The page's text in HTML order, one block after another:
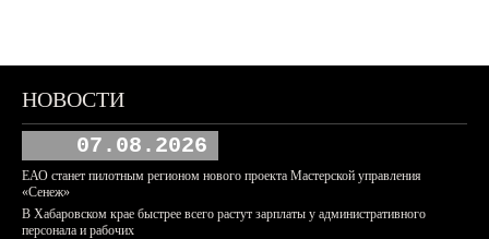
НОВОСТИ
07.08.2026
ЕАО станет пилотным регионом нового проекта Мастерской управления
«Сенеж»
В Хабаровском крае быстрее всего растут зарплаты у административного
персонала и рабочих